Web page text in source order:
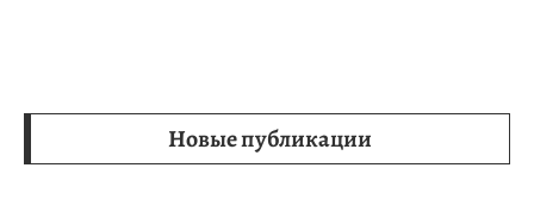
Новые публикации